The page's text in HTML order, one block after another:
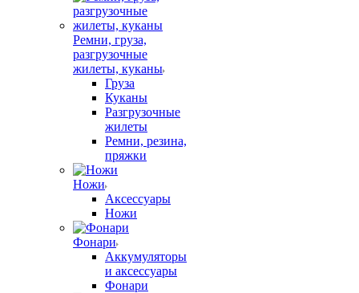
Ремни, груза,
разгрузочные
жилеты, куканы
Груза
Куканы
Разгрузочные
жилеты
Ремни, резина,
пряжки
Ножи
Аксессуары
Ножи
Фонари
Аккумуляторы
и аксессуары
Фонари